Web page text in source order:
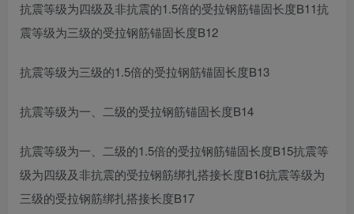
抗震等级为四级及非抗震的1.5倍的受拉钢筋锚固长度B11抗
震等级为三级的受拉钢筋锚固长度B12
抗震等级为三级的1.5倍的受拉钢筋锚固长度B13
抗震等级为一、二级的受拉钢筋锚固长度B14
抗震等级为一、二级的1.5倍的受拉钢筋锚固长度B15抗震等
级为四级及非抗震的受拉钢筋绑扎搭接长度B16抗震等级为
三级的受拉钢筋绑扎搭接长度B17